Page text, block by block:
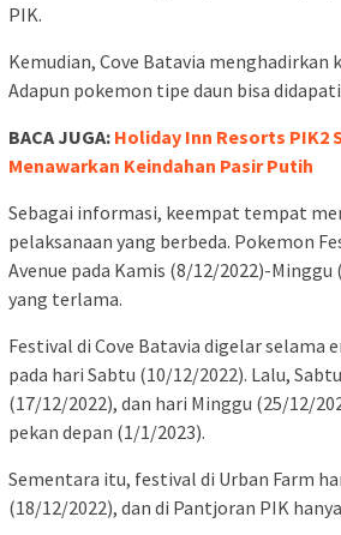
PIK.
Kemudian, Cove Batavia menghadirkan
Adapun pokemon tipe daun bisa
BACA JUGA: Holiday Inn Resorts PIK2
Menawarkan Keindahan Pasir Putih
Sebagai informasi, keempat tempat
pelaksanaan yang berbeda. Pokemon
Avenue pada Kamis (8/12/2022)-
yang terlama.
Festival di Cove Batavia digelar selama
pada hari Sabtu (10/12/2022). Lalu,
(17/12/2022), dan hari Minggu (25/12/
pekan depan (1/1/2023).
Sementara itu, festival di Urban Farm
(18/12/2022), dan di Pantjoran PIK